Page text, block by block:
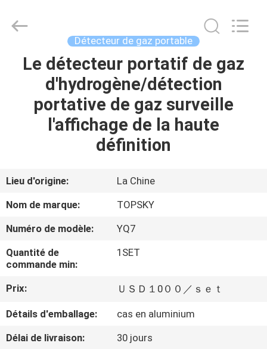
MAISON
PRODUITS
DE
NOUS
VISITE
D'USINE
CONTRÔLE
DE
QUALITÉ
Topsky
Century Holding Co.,Ltd.
Détecteur de gaz portable
Le détecteur portatif de gaz
d'hydrogène/détection
portative de gaz surveille
l'affichage de la haute
définition
Lieu d'origine:
La Chine
Nom de marque:
TOPSKY
Numéro de modèle:
YQ7
Quantité de
commande min:
1SET
Prix: ＵＳＤ１0００／ｓｅｔ
Détails d'emballage:
cas en aluminium
Délai de livraison:
30 jours